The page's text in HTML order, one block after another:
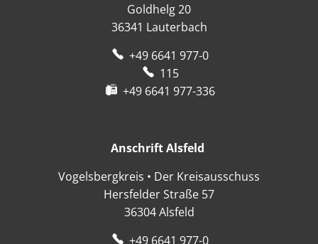
Goldhelg 20
36341 Lauterbach
+49 6641 977-0
115
+49 6641 977-336
Anschrift Alsfeld
Vogelsbergkreis • Der Kreisausschuss
Hersfelder Straße 57
36304 Alsfeld
+49 6641 977-0